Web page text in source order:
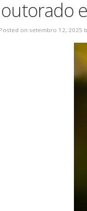
Posted on setembro 12, 2025